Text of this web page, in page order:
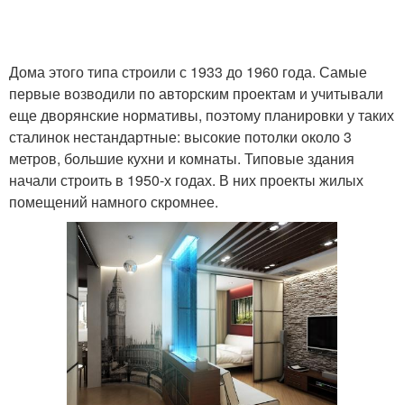
Дома этого типа строили с 1933 до 1960 года. Самые
первые возводили по авторским проектам и учитывали
еще дворянские нормативы, поэтому планировки у таких
сталинок нестандартные: высокие потолки около 3
метров, большие кухни и комнаты. Типовые здания
начали строить в 1950-х годах. В них проекты жилых
помещений намного скромнее.